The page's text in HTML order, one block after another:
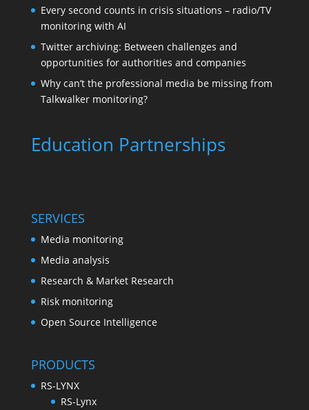
Every second counts in crisis situations – radio/TV
monitoring with AI
Twitter archiving: Between challenges and
opportunities for authorities and companies
Why can’t the professional media be missing from
Talkwalker monitoring?
Education Partnerships
SERVICES
Media monitoring
Media analysis
Research & Market Research
Risk monitoring
Open Source Intelligence
PRODUCTS
RS-LYNX
RS-Lynx